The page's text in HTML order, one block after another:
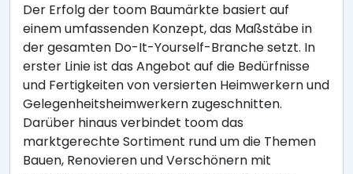
Der Erfolg der toom Baumärkte basiert auf
einem umfassenden Konzept, das Maßstäbe in
der gesamten Do-It-Yourself-Branche setzt. In
erster Linie ist das Angebot auf die Bedürfnisse
und Fertigkeiten von versierten Heimwerkern und
Gelegenheitsheimwerkern zugeschnitten.
Darüber hinaus verbindet toom das
marktgerechte Sortiment rund um die Themen
Bauen, Renovieren und Verschönern mit